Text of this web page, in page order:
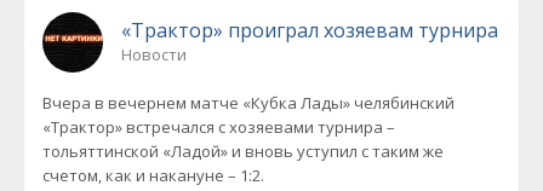
«Трактор» проиграл хозяевам турнира
Новости
Вчера в вечернем матче «Кубка Лады» челябинский
«Трактор» встречался с хозяевами турнира –
тольяттинской «Ладой» и вновь уступил с таким же
счетом, как и накануне – 1:2.